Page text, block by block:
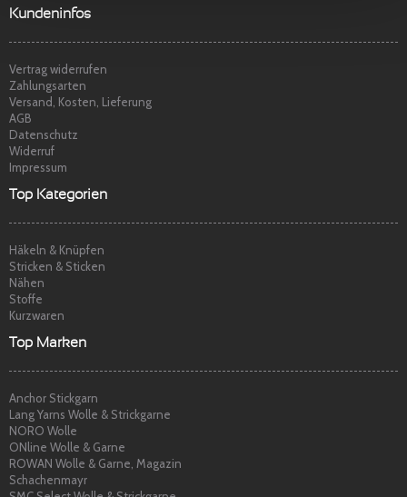
Marina S.am22.04.2014
Kundeninfos
Vertrag widerrufen
Zahlungsarten
Versand, Kosten, Lieferung
AGB
Datenschutz
Widerruf
Impressum
Top Kategorien
Häkeln & Knüpfen
Stricken & Sticken
Nähen
Stoffe
Kurzwaren
Top Marken
Anchor Stickgarn
Lang Yarns Wolle & Strickgarne
NORO Wolle
ONline Wolle & Garne
ROWAN Wolle & Garne, Magazin
Schachenmayr